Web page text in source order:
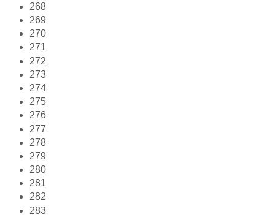
268
269
270
271
272
273
274
275
276
277
278
279
280
281
282
283